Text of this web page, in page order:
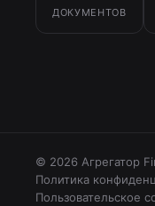
ДОКУМЕНТОВ
© 2026 Агрегатор
Политика
Пользовательское